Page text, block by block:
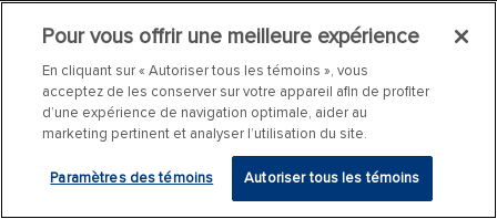
Pour vous offrir une meilleure expérience
En cliquant sur « Autoriser tous les témoins », vous
acceptez de les conserver sur votre appareil afin de profiter
d’une expérience de navigation optimale, aider au
marketing pertinent et analyser l’utilisation du site.
Paramètres des témoins Autoriser tous les témoins